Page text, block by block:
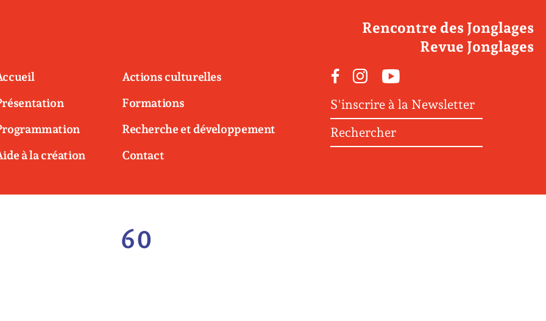
à la création
Actions culturelles
Formations
Recherche et développement
Contact
Facebook
S'inscrire à la Newsletter
Rechercher
Rencontre des Jonglages
Revue Jonglages
60